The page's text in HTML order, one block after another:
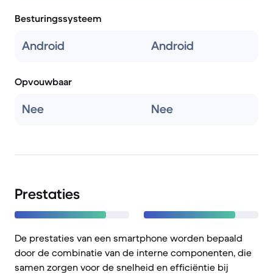
Besturingssysteem
Android Android
Opvouwbaar
Nee Nee
Prestaties
De prestaties van een smartphone worden bepaald
door de combinatie van de interne componenten, die
samen zorgen voor de snelheid en efficiëntie bij